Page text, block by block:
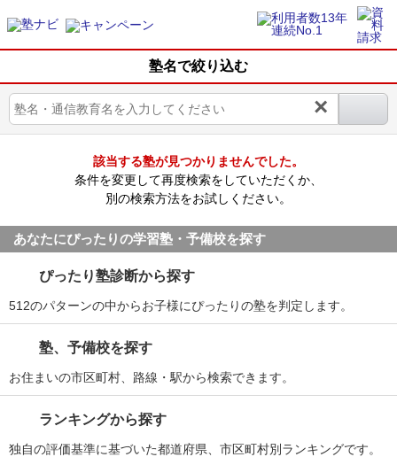
塾名で絞り込む
×
該当する塾が見つかりませんでした。
条件を変更して再度検索をしていただくか、
別の検索方法をお試しください。
あなたにぴったりの学習塾・予備校を探す
ぴったり塾診断から探す
512のパターンの中からお子様にぴったりの塾を判定します。
塾、予備校を探す
お住まいの市区町村、路線・駅から検索できます。
ランキングから探す
独自の評価基準に基づいた都道府県、市区町村別ランキングです。